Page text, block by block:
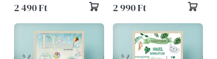
2 490 Ft 2 990 Ft